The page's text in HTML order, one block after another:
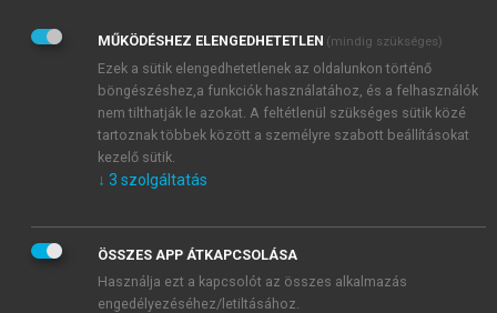
Adatkezelési tájékoztatóbanfoglaltakat tudomásul
veszem és elfogadom.
Általános vásárlási feltételeket, valamint a szotar.netés a
mersz.huoldalak licencszerződéseiben foglaltakat
tudomásul veszem és elfogadom.
KIPRÓBÁLOM
MŰKÖDÉSHEZ ELENGEDHETETLEN (mindig szükséges)
Ezek a sütik elengedhetetlenek az oldalunkon történő
böngészéshez,a funkciók használatához, és a felhasználók
nem tilthatják le azokat. A feltétlenül szükséges sütik közé
tartoznak többek között a személyre szabott beállításokat
kezelő sütik.
↓ 3 szolgáltatás
ÖSSZES APP ÁTKAPCSOLÁSA
Használja ezt a kapcsolót az összes alkalmazás
engedélyezéséhez/letiltásához.